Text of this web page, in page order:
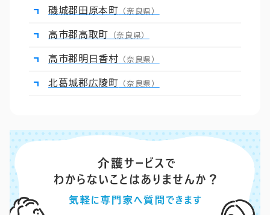
磯城郡田原本町 （奈良県）
高市郡高取町 （奈良県）
高市郡明日香村 （奈良県）
北葛城郡広陵町 （奈良県）